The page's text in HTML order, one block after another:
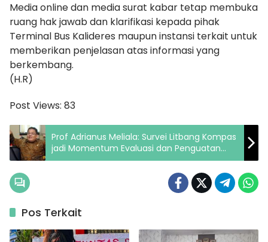
Media online dan media surat kabar tetap membuka
ruang hak jawab dan klarifikasi kepada pihak
Terminal Bus Kalideres maupun instansi terkait untuk
memberikan penjelasan atas informasi yang
berkembang.
(H.R)
Post Views: 83
Prof Adrianus Meliala: Survei Litbang Kompas
jadi Momentum Evaluasi dan Penguatan
Kinerja Kepolisian
Pos Terkait